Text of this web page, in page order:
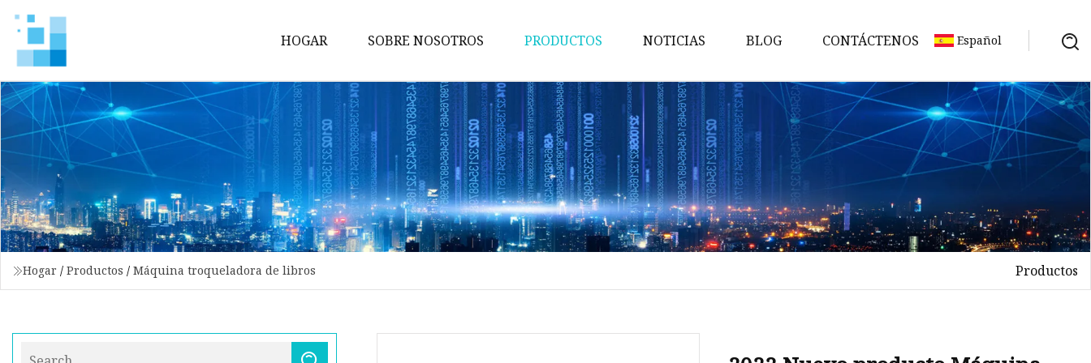
HOGAR SOBRE NOSOTROS PRODUCTOS
Maquina de pruebas
Máquina de embalaje
Maquina de cortar
Máquina bronceadora
Perforadora
Máquina transportadora
Máquina de libros para niños
NOTICIAS BLOG CONTÁCTENOS Español
Hogar / Productos / Máquina troqueladora de libros Productos